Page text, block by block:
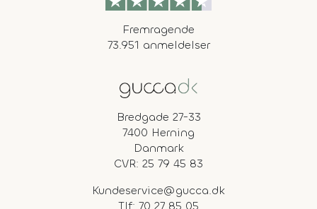
Fremragende
73.951 anmeldelser
Bredgade 27-33
7400 Herning
Danmark
CVR: 25 79 45 83
Kundeservice@gucca.dk
Tlf: 70 27 85 05